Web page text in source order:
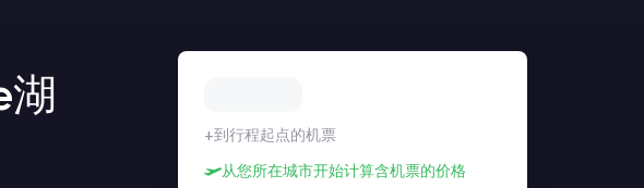
湖
+到行程起点的机票
从您所在城市开始计算含机票的价格